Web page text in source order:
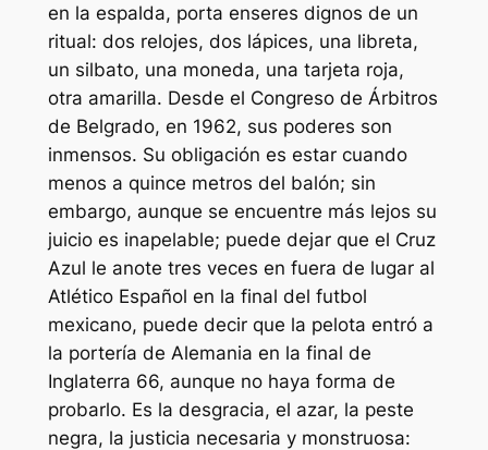
en la espalda, porta enseres dignos de un
ritual: dos relojes, dos lápices, una libreta,
un silbato, una moneda, una tarjeta roja,
otra amarilla. Desde el Congreso de Árbitros
de Belgrado, en 1962, sus poderes son
inmensos. Su obligación es estar cuando
menos a quince metros del balón; sin
embargo, aunque se encuentre más lejos su
juicio es inapelable; puede dejar que el Cruz
Azul le anote tres veces en fuera de lugar al
Atlético Español en la final del futbol
mexicano, puede decir que la pelota entró a
la portería de Alemania en la final de
Inglaterra 66, aunque no haya forma de
probarlo. Es la desgracia, el azar, la peste
negra, la justicia necesaria y monstruosa: